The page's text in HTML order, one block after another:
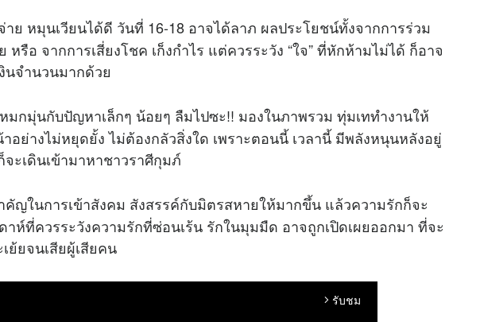
ย หมุนเวียนได้ดี วันที่ 16-18 อาจได้ลาภ ผลประโยชน์ทั้งจากการร่วม
รือ จากการเสี่ยงโชค เก็งกำไร แต่ควรระวัง “ใจ” ที่หักห้ามไม่ได้ ก็อาจ
ยเงินจำนวนมากด้วย
มุ่นกับปัญหาเล็กๆ น้อยๆ ลืมไปซะ!! มองในภาพรวม ทุ่มเททำงานให้
อย่างไม่หยุดยั้ง ไม่ต้องกลัวสิ่งใด เพราะตอนนี้ เวลานี้ มีพลังหนุนหลังอยู่
ะเดินเข้ามาหาชาวราศีกุมภ์
คัญในการเข้าสังคม สังสรรค์กับมิตรสหายให้มากขึ้น แล้วความรักก็จะ
าห์ที่ควรระวังความรักที่ซ่อนเร้น รักในมุมมืด อาจถูกเปิดเผยออกมา ที่จะ
ย้ยจนเสียผู้เสียคน
arrow_forward_ios รับชม